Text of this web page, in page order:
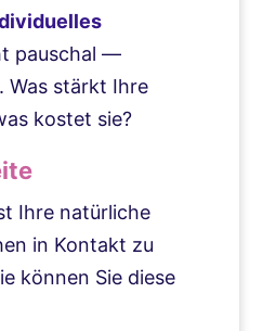
pauschal —
Was stärkt Ihre
kostet sie?
Ihre natürliche
in Kontakt zu
können Sie diese